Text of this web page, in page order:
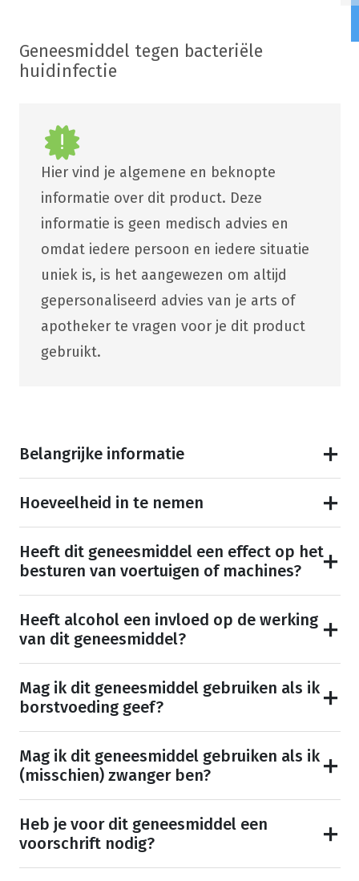
Geneesmiddel tegen bacteriële
huidinfectie
Hier vind je algemene en beknopte
informatie over dit product. Deze
informatie is geen medisch advies en
omdat iedere persoon en iedere situatie
uniek is, is het aangewezen om altijd
gepersonaliseerd advies van je arts of
apotheker te vragen voor je dit product
gebruikt.
Belangrijke informatie
Hoeveelheid in te nemen
Heeft dit geneesmiddel een effect op het
besturen van voertuigen of machines?
Heeft alcohol een invloed op de werking
van dit geneesmiddel?
Mag ik dit geneesmiddel gebruiken als ik
borstvoeding geef?
Mag ik dit geneesmiddel gebruiken als ik
(misschien) zwanger ben?
Heb je voor dit geneesmiddel een
voorschrift nodig?